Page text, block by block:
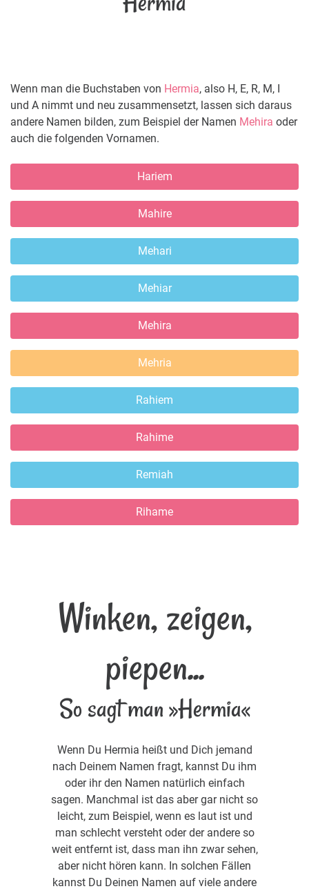
Wenn man die Buchstaben von Hermia, also H, E, R, M, I
und A nimmt und neu zusammensetzt, lassen sich daraus
andere Namen bilden, zum Beispiel der Namen Mehira oder
auch die folgenden Vornamen.
Hariem
Mahire
Mehari
Mehiar
Mehira
Mehria
Rahiem
Rahime
Remiah
Rihame
Winken, zeigen,
piepen...
So sagt man »Hermia«
Wenn Du Hermia heißt und Dich jemand
nach Deinem Namen fragt, kannst Du ihm
oder ihr den Namen natürlich einfach
sagen. Manchmal ist das aber gar nicht so
leicht, zum Beispiel, wenn es laut ist und
man schlecht versteht oder der andere so
weit entfernt ist, dass man ihn zwar sehen,
aber nicht hören kann. In solchen Fällen
kannst Du Deinen Namen auf viele andere